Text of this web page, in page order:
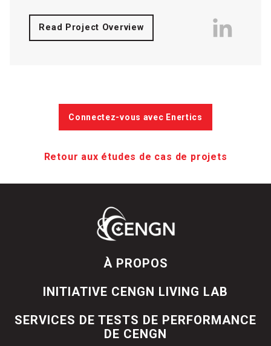
Read Project Overview
Connectez-vous avec Enertics
Retour aux études de cas de projets
À PROPOS
INITIATIVE CENGN LIVING LAB
SERVICES DE TESTS DE PERFORMANCE
DE CENGN